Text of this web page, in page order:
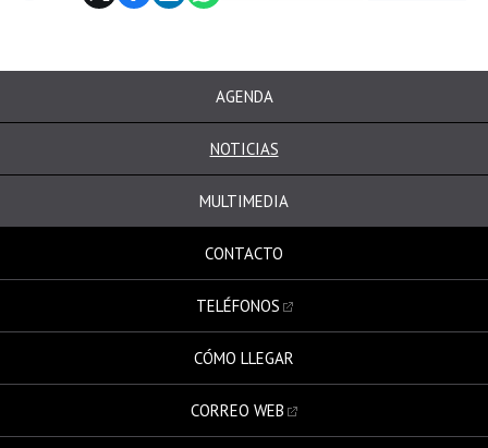
AGENDA
NOTICIAS
MULTIMEDIA
CONTACTO
TELÉFONOS
CÓMO LLEGAR
CORREO WEB